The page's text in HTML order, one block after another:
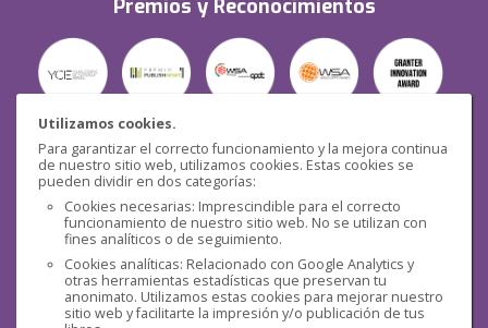
Utilizamos cookies.
Para garantizar el correcto funcionamiento y la mejora continua
de nuestro sitio web, utilizamos cookies. Estas cookies se
pueden dividir en dos categorías:
Cookies necesarias: Imprescindible para el correcto
funcionamiento de nuestro sitio web. No se utilizan con
fines analíticos o de seguimiento.
Cookies analíticas: Relacionado con Google Analytics y
otras herramientas estadísticas que preservan tu
anonimato. Utilizamos estas cookies para mejorar nuestro
sitio web y facilitarte la impresión y/o publicación de tus
Premios y Reconocimientos
Seguridad
Redes sociales